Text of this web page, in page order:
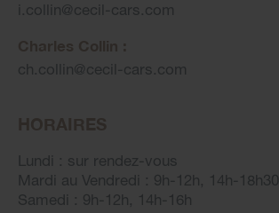
i.collin@ cecil-cars.com
ch.collin@ cecil-cars.com
Lundi : sur rendez-vous
Mardi au Vendredi : 9h-12h, 14h-18h30
Samedi : 9h-12h, 14h-16h